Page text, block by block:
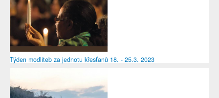
Týden modliteb za jednotu křesťanů 18. - 25.3. 2023